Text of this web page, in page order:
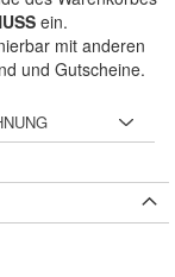
ein.
mit anderen
und Gutscheine.